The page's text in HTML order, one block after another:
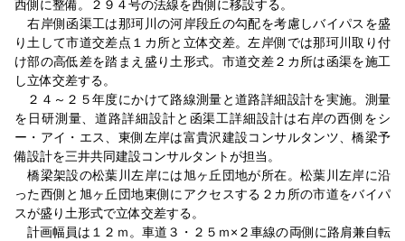
西側に整備。２９４号の法線を西側に移設する。
右岸側函渠工は那珂川の河岸段丘の勾配を考慮しバイパスを盛
り土して市道交差点１カ所と立体交差。左岸側では那珂川取り付
け部の高低差を踏まえ盛り土形式。市道交差２カ所は函渠を施工
し立体交差する。
２４～２５年度にかけて路線測量と道路詳細設計を実施。測量
を日研測量、道路詳細設計と函渠工詳細設計は右岸の西側をシ
ー・アイ・エス、東側左岸は富貴沢建設コンサルタンツ、橋梁予
備設計を三井共同建設コンサルタントが担当。
橋梁架設の松葉川左岸には旭ヶ丘団地が所在。松葉川左岸に沿
った西側と旭ヶ丘団地東側にアクセスする２カ所の市道をバイパ
スが盛り土形式で立体交差する。
計画幅員は１２ｍ。車道３・２５ｍ×２車線の両側に路肩兼自転